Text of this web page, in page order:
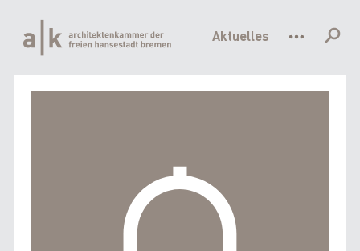
Inhalt
Aktuelles